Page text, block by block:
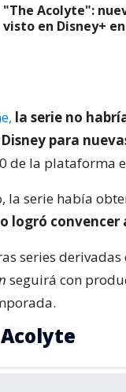
"The Acolyte":
visto en Disney+
la serie no
para
de la plataforma
la serie había
logró convencer
series
seguirá con